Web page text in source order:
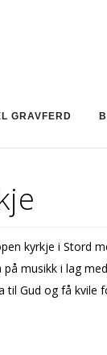
GRAVFERD
kyrkje i Stord
på musikk i lag
til Gud og få kvile